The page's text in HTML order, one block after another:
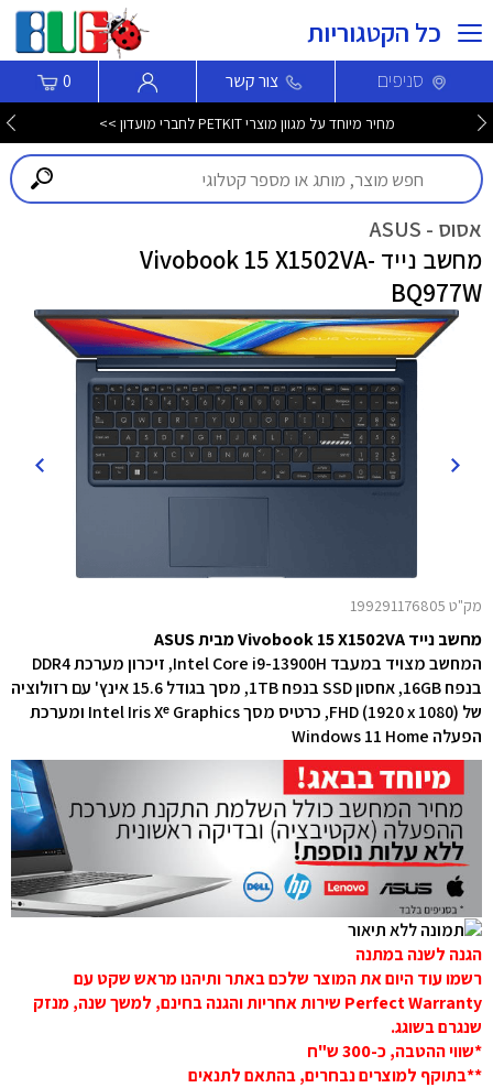
כל הקטגוריות
סניפים צור קשר 0
מחיר מיוחד על מגוון מוצרי PETKIT לחברי מועדון >>
אסוס - ASUS
מחשב נייד Vivobook 15 X1502VA-
BQ977W
מק"ט 199291176805
מחשב נייד Vivobook 15 X1502VA מבית ASUS
המחשב מצויד במעבד Intel Core i9-13900H, זיכרון מערכת DDR4
בנפח 16GB, אחסון SSD בנפח 1TB, מסך בגודל 15.6 אינץ' עם רזולוציה
של FHD (1920 x 1080), כרטיס מסך Intel Iris Xᵉ Graphics ומערכת
הפעלה Windows 11 Home
הגנה לשנה במתנה
רשמו עוד היום את המוצר שלכם באתר ותיהנו מראש שקט עם
Perfect Warranty שירות אחריות והגנה בחינם, למשך שנה, מנזק
שנגרם בשוגג.
*שווי ההטבה, כ-300 ש"ח
**בתוקף למוצרים נבחרים, בהתאם לתנאים